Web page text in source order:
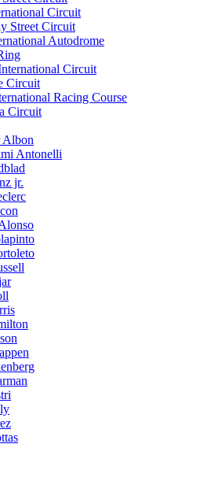
Circuit
Street Circuit
Autodrome
Circuit
Circuit
Racing Course
Circuit
Albon
Antonelli
jr.